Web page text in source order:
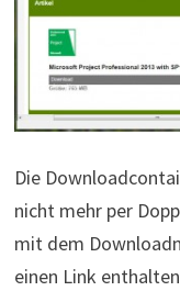
Die
nicht mehr per
mit dem
einen Link